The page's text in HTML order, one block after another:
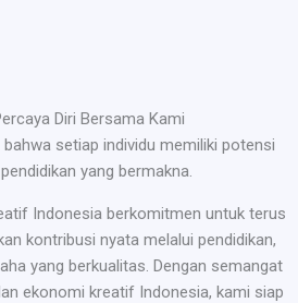
Diri Bersama Kami
setiap individu memiliki potensi
yang bermakna.
Indonesia berkomitmen untuk terus
kontribusi nyata melalui pendidikan,
yang berkualitas. Dengan semangat
ekonomi kreatif Indonesia, kami siap